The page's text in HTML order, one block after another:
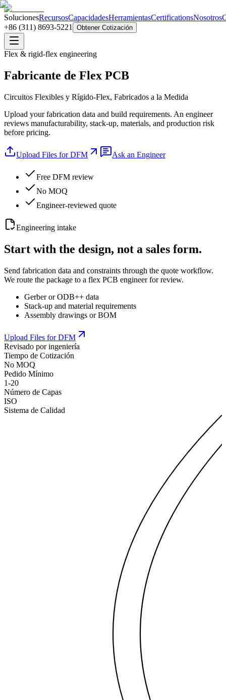
SolucionesRecursosCapacidadesHerramientasCertificationsNosotros
+86 (311) 8693-5221
Obtener Cotización
Flex & rigid-flex engineering
Fabricante de Flex PCB
Circuitos Flexibles y Rígido-Flex, Fabricados a la Medida
Upload your fabrication data and build requirements. An engineer
reviews manufacturability, stack-up, materials, and production risk
before pricing.
Upload Files for DFM Ask an Engineer
Free DFM review
No MOQ
Engineer-reviewed quote
Engineering intake
Start with the design, not a sales form.
Send fabrication data and constraints through the quote workflow.
We route the package to a flex PCB engineer for review.
Gerber or ODB++ data
Stack-up and material requirements
Assembly drawings or BOM
Upload Files for DFM
Revisado por ingeniería
Tiempo de Cotización
No MOQ
Pedido Mínimo
1-20
Número de Capas
ISO
Sistema de Calidad